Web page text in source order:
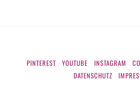
PINTEREST YOUTUBE INSTAGRAM
DATENSCHUTZ